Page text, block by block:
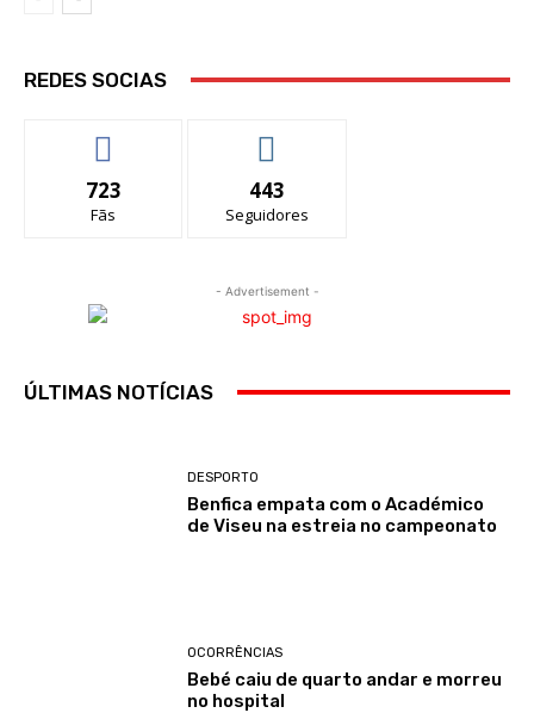
REDES SOCIAS
723
Fãs
443
Seguidores
- Advertisement -
ÚLTIMAS NOTÍCIAS
DESPORTO
Benfica empata com o Académico
de Viseu na estreia no campeonato
OCORRÊNCIAS
Bebé caiu de quarto andar e morreu
no hospital